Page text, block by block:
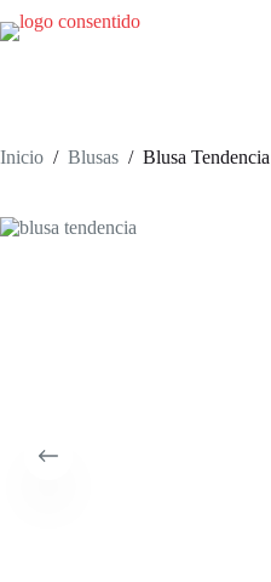
al
Inicio / Blusas / Blusa Tendencia